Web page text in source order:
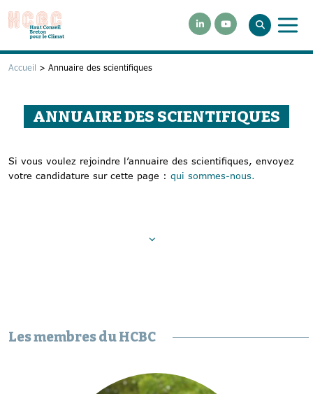
ANNUAIRE DES SCIENTIFIQUES
Accueil > Annuaire des scientifiques
Si vous voulez rejoindre l’annuaire des scientifiques, envoyez
votre candidature sur cette page : qui sommes-nous.
Les membres du HCBC